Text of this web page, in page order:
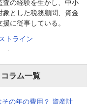
査の経験を生かし、中小
とした税務顧問、資金
に従事している。
トライン
ラム一覧
の年の費用？ 資産計